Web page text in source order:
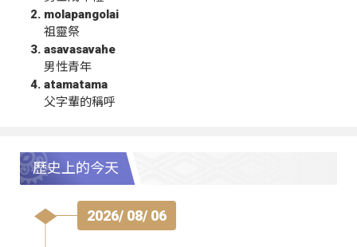
molapangolai
祖靈祭
asavasavahe
男性青年
atamatama
父字輩的稱呼
歷史上的今天
2026/ 08/ 06